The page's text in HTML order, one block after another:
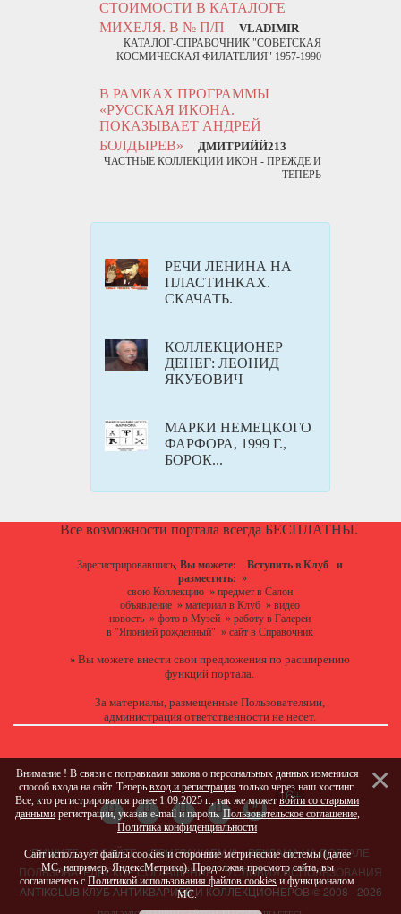
СТОИМОСТИ В КАТАЛОГЕ
МИХЕЛЯ. В № П/П
VLADIMIR
КАТАЛОГ-СПРАВОЧНИК "СОВЕТСКАЯ
КОСМИЧЕСКАЯ ФИЛАТЕЛИЯ" 1957-1990
В РАМКАХ ПРОГРАММЫ
«РУССКАЯ ИКОНА.
ПОКАЗЫВАЕТ АНДРЕЙ
БОЛДЫРЕВ»
ДМИТРИЙЙ213
ЧАСТНЫЕ КОЛЛЕКЦИИ ИКОН - ПРЕЖДЕ И
ТЕПЕРЬ
РЕЧИ ЛЕНИНА НА
ПЛАСТИНКАХ.
СКАЧАТЬ.
КОЛЛЕКЦИОНЕР
ДЕНЕГ: ЛЕОНИД
ЯКУБОВИЧ
МАРКИ НЕМЕЦКОГО
ФАРФОРА, 1999 Г.,
БОРОК...
Все возможности портала всегда БЕСПЛАТНЫ.
Зарегистрировавшись, Вы можете: Вступить в Клуб
и
разместить: »
свою Коллекцию» предмет в Салон
объявление» материал в Клуб» видео
новость» фото в Музей» работу в Галереи
в "Японией рожденный" » сайт в Справочник
» Вы можете внести свои предложенияпо расширению
функций портала.
За материалы, размещенные Пользователями,
администрация ответственности не несет.
ПИШИТЕ О САЙТЕ ПРИГЛАШАЕМ !!! РЕКЛАМА НА ПОРТАЛЕ
ПОЛЬЗОВАТЕЛЬСКОЕ СОГЛАШЕНИЕ
УСЛОВИЯ ИСПОЛЬЗОВАНИЯ
ANTIKCLUB КЛУБ АНТИКВАРИЕВ И КОЛЛЕКЦИОНЕРОВ © 2008 - 2026
Внимание ! В связи с поправками закона о персональных данных изменился
способ входа на сайт. Теперь вход и регистрация только через наш хостинг.
Все, кто регистрировался ранее 1.09.2025 г., так же может войти со старыми
даннымирегистрации, указав e-mail и пароль.Пользовательское соглашение,
Политика конфиденциальности
Сайт использует файлы cookies и сторонние метрические системы (далее
МС, например, ЯндексМетрика). Продолжая просмотр сайта, вы
соглашаетесь с Политикой использования файлов cookies и функционалом
МС.